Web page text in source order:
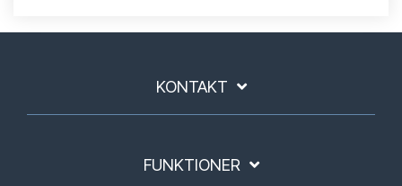
KONTAKT
FUNKTIONER